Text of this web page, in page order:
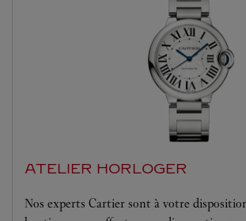
ATELIER HORLOGER
Nos experts Cartier sont à votre